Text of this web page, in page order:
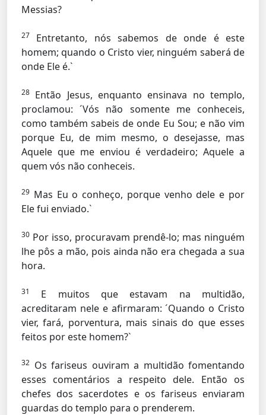
Messias?
27
Entretanto, nós sabemos de onde é este
homem; quando o Cristo vier, ninguém saberá de
onde Ele é.`
28 Então Jesus, enquanto ensinava no templo,
proclamou: ´Vós não somente me conheceis,
como também sabeis de onde Eu Sou; e não vim
porque Eu, de mim mesmo, o desejasse, mas
Aquele que me enviou é verdadeiro; Aquele a
quem vós não conheceis.
29 Mas Eu o conheço, porque venho dele e por
Ele fui enviado.`
30 Por isso, procuravam prendê-lo; mas ninguém
lhe pôs a mão, pois ainda não era chegada a sua
hora.
31
E muitos que estavam na multidão,
acreditaram nele e afirmaram: ´Quando o Cristo
vier, fará, porventura, mais sinais do que esses
feitos por este homem?`
32 Os fariseus ouviram a multidão fomentando
esses comentários a respeito dele. Então os
chefes dos sacerdotes e os fariseus enviaram
guardas do templo para o prenderem.